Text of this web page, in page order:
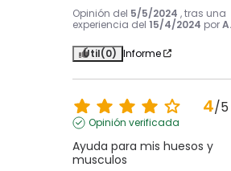
Opinión del 5/5/2024 , tras una
experiencia del 15/4/2024 por
Útil(0) Informe
4/5
Opinión verificada
Ayuda para mis huesos y
musculos